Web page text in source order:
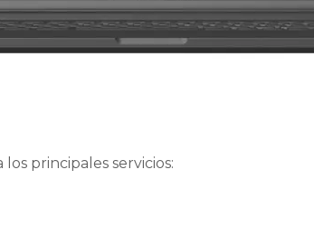
principales servicios: